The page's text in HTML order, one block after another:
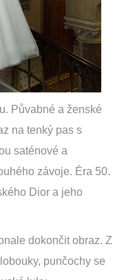
Půvabné a ženské
na tenký pas s
saténové a
závoje. Éra 50.
Dior a jeho
dokončit obraz. Z
punčochy se